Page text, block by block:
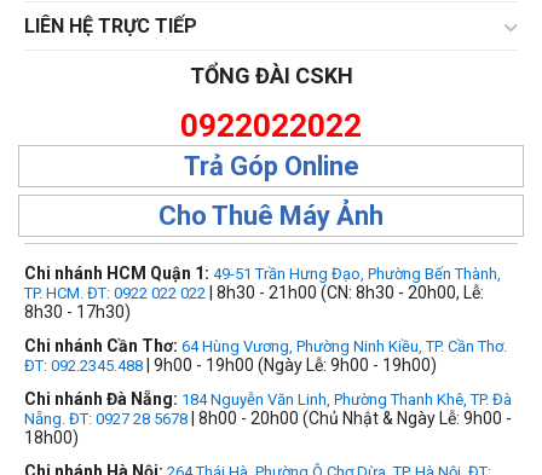
LIÊN HỆ TRỰC TIẾP
TỔNG ĐÀI CSKH
0922022022
Trả Góp Online
Cho Thuê Máy Ảnh
Chi nhánh HCM Quận 1: 49-51 Trần Hưng Đạo, Phường Bến Thành,
TP. HCM. ĐT: 0922 022 022 | 8h30 - 21h00 (CN: 8h30 - 20h00, Lễ:
8h30 - 17h30)
Chi nhánh Cần Thơ: 64 Hùng Vương, Phường Ninh Kiều, TP. Cần Thơ.
ĐT: 092.2345.488 | 9h00 - 19h00 (Ngày Lễ: 9h00 - 19h00)
Chi nhánh Đà Nẵng: 184 Nguyễn Văn Linh, Phường Thanh Khê, TP. Đà
Nẵng. ĐT: 0927 28 5678 | 8h00 - 20h00 (Chủ Nhật & Ngày Lễ: 9h00 -
18h00)